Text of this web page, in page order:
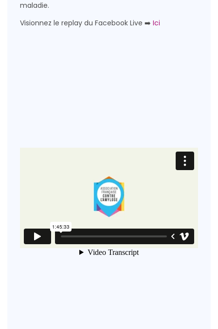
maladie.
Visionnez le replay du Facebook Live ➡️ Ici